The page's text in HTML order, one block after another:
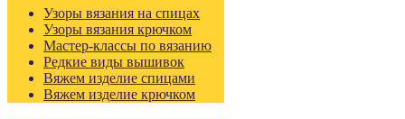
Узоры вязания на спицах
Узоры вязания крючком
Мастер-классы по вязанию
Редкие виды вышивок
Вяжем изделие спицами
Вяжем изделие крючком